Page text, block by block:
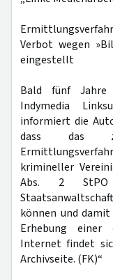
Verbot wegen
eingestellt
Bald fünf
Indymedia
informiert die
dass das
krimineller
Abs. 2 StPO
können und
Erhebung
Internet findet
Archivseite. (FK)“